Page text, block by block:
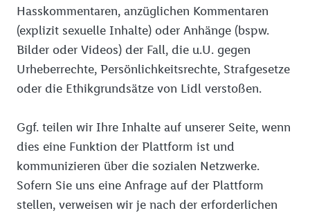
Hasskommentaren, anzüglichen Kommentaren
(explizit sexuelle Inhalte) oder Anhänge (bspw.
Bilder oder Videos) der Fall, die u.U. gegen
Urheberrechte, Persönlichkeitsrechte, Strafgesetze
oder die Ethikgrundsätze von Lidl verstoßen.
Ggf. teilen wir Ihre Inhalte auf unserer Seite, wenn
dies eine Funktion der Plattform ist und
kommunizieren über die sozialen Netzwerke.
Sofern Sie uns eine Anfrage auf der Plattform
stellen, verweisen wir je nach der erforderlichen